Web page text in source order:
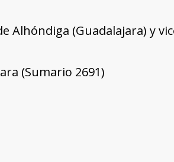
Alhóndiga (Guadalajara) y
(Sumario 2691)